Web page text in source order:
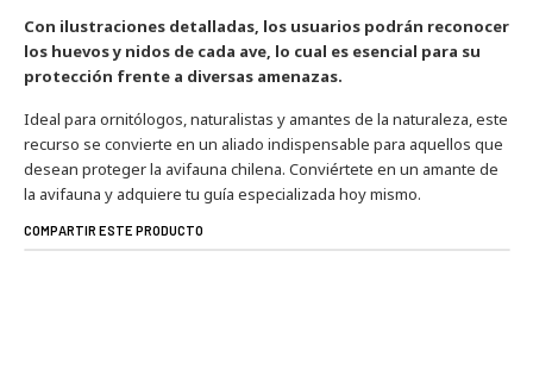
Con ilustraciones detalladas, los usuarios podrán reconocer
los huevos y nidos de cada ave, lo cual es esencial para su
protección frente a diversas amenazas.
Ideal para ornitólogos, naturalistas y amantes de la naturaleza, este
recurso se convierte en un aliado indispensable para aquellos que
desean proteger la avifauna chilena. Conviértete en un amante de
la avifauna y adquiere tu guía especializada hoy mismo.
COMPARTIR ESTE PRODUCTO